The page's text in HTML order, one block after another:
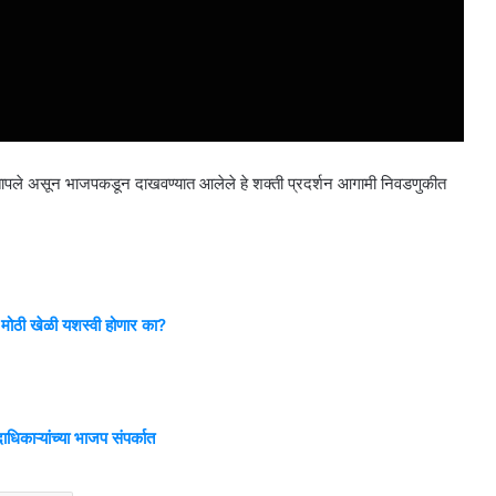
असून भाजपकडून दाखवण्यात आलेले हे शक्ती प्रदर्शन आगामी निवडणुकीत
खेळी यशस्वी होणार का?
भाजप संपर्कात